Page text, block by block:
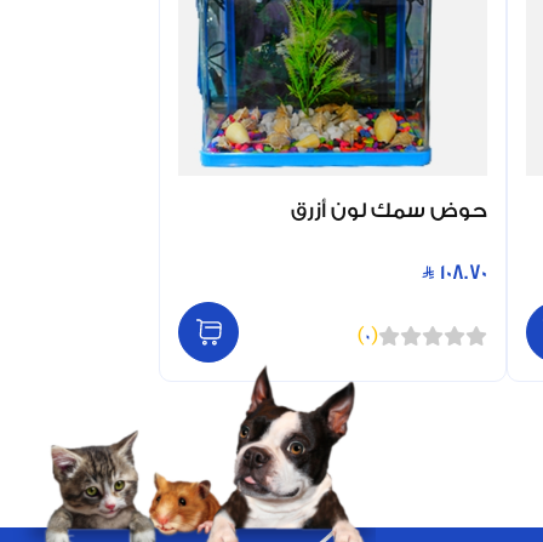
حوض سمك لون أزرق
108.70
(
0
)